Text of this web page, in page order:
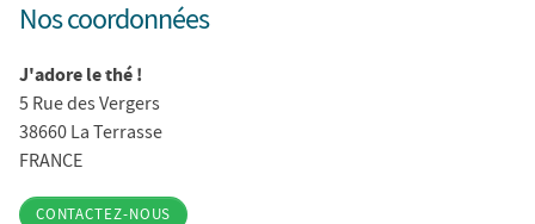
Nos coordonnées
J'adore le thé !
5 Rue des Vergers
38660 La Terrasse
FRANCE
CONTACTEZ-NOUS